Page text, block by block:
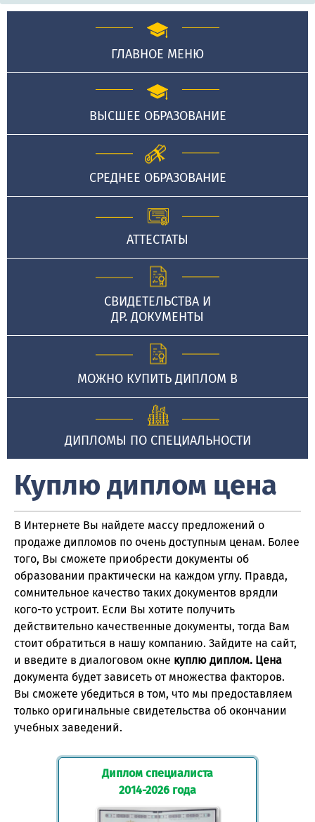
ГЛАВНОЕ МЕНЮ
ВЫСШЕЕ ОБРАЗОВАНИЕ
СРЕДНЕЕ ОБРАЗОВАНИЕ
АТТЕСТАТЫ
СВИДЕТЕЛЬСТВА И
ДР. ДОКУМЕНТЫ
МОЖНО КУПИТЬ ДИПЛОМ В
ДИПЛОМЫ ПО СПЕЦИАЛЬНОСТИ
Куплю диплом цена
В Интернете Вы найдете массу предложений о
продаже дипломов по очень доступным ценам. Более
того, Вы сможете приобрести документы об
образовании практически на каждом углу. Правда,
сомнительное качество таких документов врядли
кого-то устроит. Если Вы хотите получить
действительно качественные документы, тогда Вам
стоит обратиться в нашу компанию. Зайдите на сайт,
и введите в диалоговом окне куплю диплом. Цена
документа будет зависеть от множества факторов.
Вы сможете убедиться в том, что мы предоставляем
только оригинальные свидетельства об окончании
учебных заведений.
Диплом специалиста
2014-2026 года